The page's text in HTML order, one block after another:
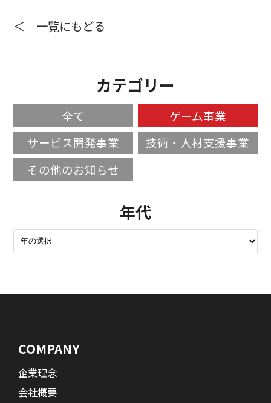
＜ 一覧にもどる
カテゴリー
全て
ゲーム事業
サービス開発事業
技術・人材支援事業
その他のお知らせ
年代
COMPANY
企業理念
会社概要